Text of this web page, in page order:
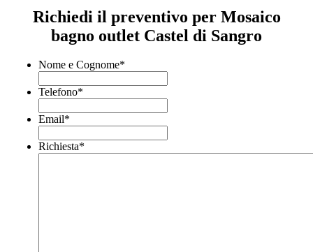
Richiedi il preventivo per Mosaico
bagno outlet Castel di Sangro
Nome e Cognome*
Telefono*
Email*
Richiesta*